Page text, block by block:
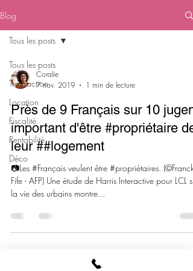
Blog
Tous les posts
Transaction
Location
Fiscalité
Rentabilité
Déco
Tous les posts
Coralie
7 nov. 2019
1 min de lecture
Près de 9 Français sur 10 jugent
important d'être #propriétaire de
leur ##logement
📷Les #Français veulent être #propriétaires. (©Franck
Fife - AFP) Une étude de Harris Interactive pour LCL sur
la vie des urbains montre...